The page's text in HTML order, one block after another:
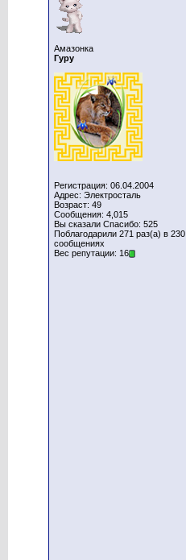
Амазонка
Гуру
Регистрация: 06.04.2004
Адрес: Электросталь
Возраст: 49
Сообщения: 4,015
Вы сказали Спасибо: 525
Поблагодарили 271 раз(а) в 230
сообщениях
Вес репутации: 16